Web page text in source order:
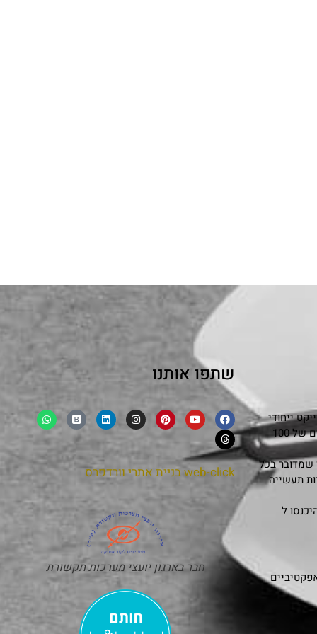
ייחודי
שמפגיש בצורה אותנטית ובלתי אמצעית את סיפורם של 100
שמדובר בכל
תעשייה
ל
שתפו אותנו
web-clickבניית אתרי וורדפרס
חבר בארגון יועצי מערכות תקשורת